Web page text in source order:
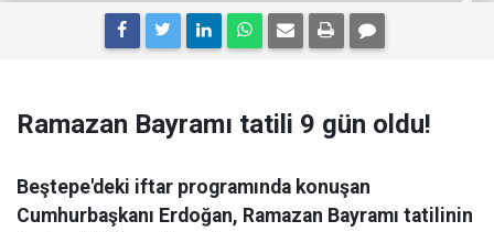
Ramazan Bayramı tatili 9 gün oldu!
Beştepe'deki iftar programında konuşan
Cumhurbaşkanı Erdoğan, Ramazan Bayramı tatilinin